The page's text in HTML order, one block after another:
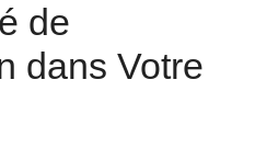
de
dans Votre